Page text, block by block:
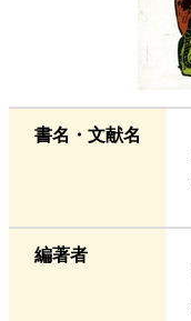
書名・文献名
編著者